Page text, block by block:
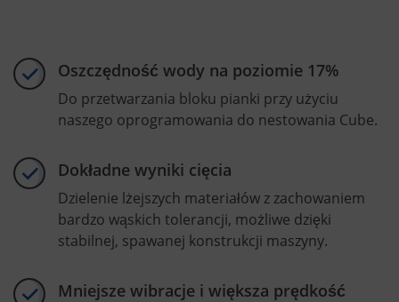
Oszczędność wody na poziomie 17%
Do przetwarzania bloku pianki przy użyciu
naszego oprogramowania do nestowania Cube.
Dokładne wyniki cięcia
Dzielenie lżejszych materiałów z zachowaniem
bardzo wąskich tolerancji, możliwe dzięki
stabilnej, spawanej konstrukcji maszyny.
Mniejsze wibracje i większa prędkość